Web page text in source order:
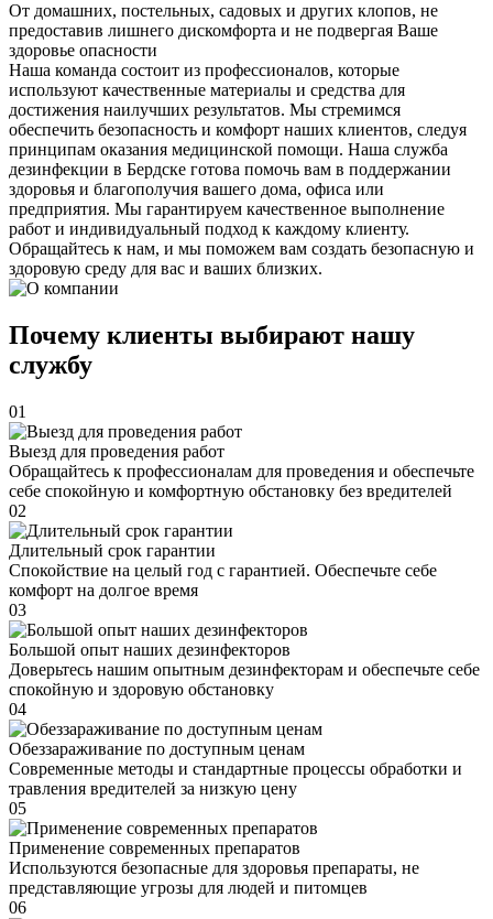
От домашних, постельных, садовых и других клопов, не
предоставив лишнего дискомфорта и не подвергая Ваше
здоровье опасности
Наша команда состоит из профессионалов, которые
используют качественные материалы и средства для
достижения наилучших результатов. Мы стремимся
обеспечить безопасность и комфорт наших клиентов, следуя
принципам оказания медицинской помощи. Наша служба
дезинфекции в Бердске готова помочь вам в поддержании
здоровья и благополучия вашего дома, офиса или
предприятия. Мы гарантируем качественное выполнение
работ и индивидуальный подход к каждому клиенту.
Обращайтесь к нам, и мы поможем вам создать безопасную и
здоровую среду для вас и ваших близких.
Почему клиенты выбирают нашу
службу
01
Выезд для проведения работ
Обращайтесь к профессионалам для проведения и обеспечьте
себе спокойную и комфортную обстановку без вредителей
02
Длительный срок гарантии
Спокойствие на целый год с гарантией. Обеспечьте себе
комфорт на долгое время
03
Большой опыт наших дезинфекторов
Доверьтесь нашим опытным дезинфекторам и обеспечьте себе
спокойную и здоровую обстановку
04
Обеззараживание по доступным ценам
Современные методы и стандартные процессы обработки и
травления вредителей за низкую цену
05
Применение современных препаратов
Используются безопасные для здоровья препараты, не
представляющие угрозы для людей и питомцев
06